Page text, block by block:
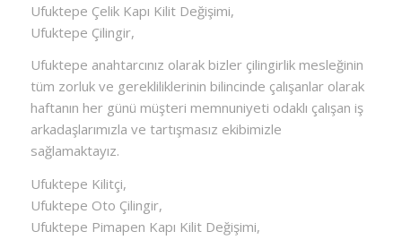
Ufuktepe Çelik Kapı Kilit Değişimi,
Ufuktepe Çilingir,
Ufuktepe anahtarcınız olarak bizler çilingirlik mesleğinin
tüm zorluk ve gerekliliklerinin bilincinde çalışanlar olarak
haftanın her günü müşteri memnuniyeti odaklı çalışan iş
arkadaşlarımızla ve tartışmasız ekibimizle
sağlamaktayız.
Ufuktepe Kilitçi,
Ufuktepe Oto Çilingir,
Ufuktepe Pimapen Kapı Kilit Değişimi,